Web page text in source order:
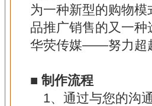
为一种新型的购物
品推广销售的又一种
华荧传媒——努力超
■ 制作流程
1、通过与您的沟